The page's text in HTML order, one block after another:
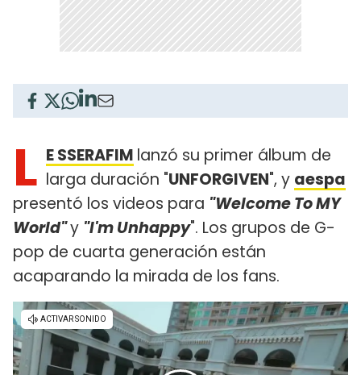
L E SSERAFIM lanzó su primer álbum de
larga duración "UNFORGIVEN", y aespa
presentó los videos para "Welcome To MY
World"y "I'm Unhappy". Los grupos de G-
pop de cuarta generación están
acaparando la mirada de los fans.